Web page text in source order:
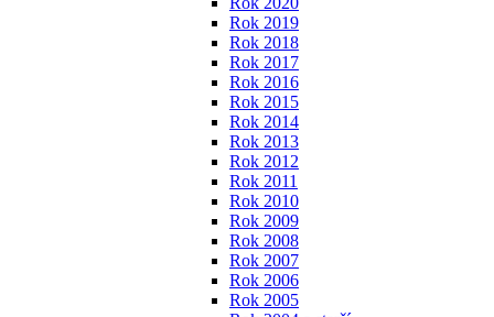
Rok 2019
Rok 2018
Rok 2017
Rok 2016
Rok 2015
Rok 2014
Rok 2013
Rok 2012
Rok 2011
Rok 2010
Rok 2009
Rok 2008
Rok 2007
Rok 2006
Rok 2005